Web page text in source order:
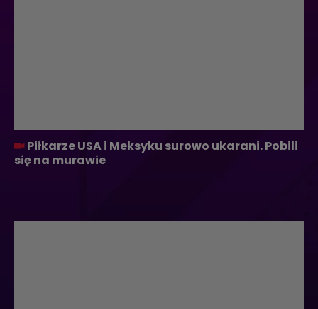
Piłkarze USA i Meksyku surowo ukarani. Pobili
się na murawie